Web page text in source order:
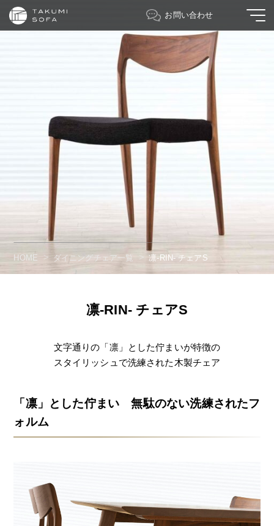
お問い合わせ
HOME ダイニングチェア一覧 凛-RIN- チェアS
凛-RIN- チェアS
文字通りの「凛」とした佇まいが特徴の
スタイリッシュで洗練された木製チェア
「凛」とした佇まい 無駄のない洗練されたフ
ォルム